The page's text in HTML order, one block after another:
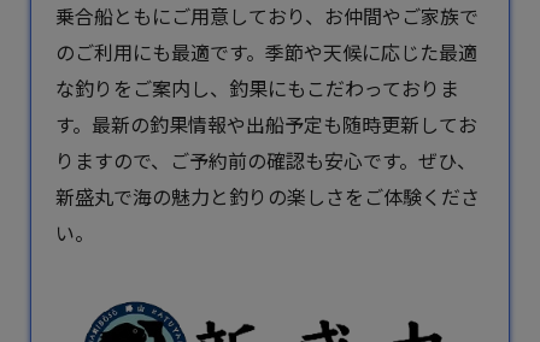
乗合船ともにご用意しており、お仲間やご家族で
のご利用にも最適です。季節や天候に応じた最適
な釣りをご案内し、釣果にもこだわっておりま
す。最新の釣果情報や出船予定も随時更新してお
りますので、ご予約前の確認も安心です。ぜひ、
新盛丸で海の魅力と釣りの楽しさをご体験くださ
い。